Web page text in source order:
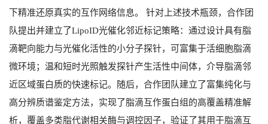
下精准还原真实的互作网络信息。 针对上述技术瓶颈，合作团
队提出并建立了LipoID光催化邻近标记策略：通过设计具有脂
滴靶向能力与光催化活性的小分子探针，可富集于活细胞脂滴
微环境；温和短时光照触发探针产生活性中间体，介导脂滴邻
近区域蛋白质的快速标记。随后，合作团队建立了富集纯化与
高分辨质谱鉴定方法，实现了脂滴互作蛋白组的高覆盖精准解
析，覆盖多类脂代谢相关酶与调控因子，验证了其用于脂滴互